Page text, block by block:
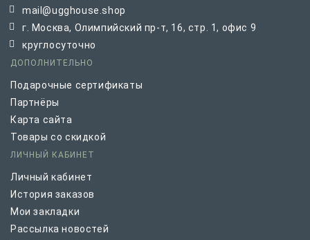
mail@ugghouse.shop
г. Москва, Олимпийский пр-т, 16, стр. 1, офис 9
круглосуточно
ДОПОЛНИТЕЛЬНО
Подарочные сертификаты
Партнёры
Карта сайта
Товары со скидкой
ЛИЧНЫЙ КАБИНЕТ
Личный кабинет
История заказов
Мои закладки
Рассылка новостей